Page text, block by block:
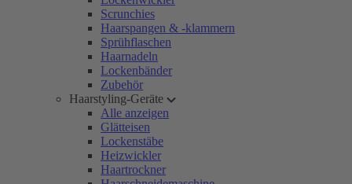
Scrunchies
Haarspangen & -klammern
Sprühflaschen
Haarnadeln
Lockenbänder
Zubehör
Haarstyling-Geräte
Alle anzeigen
Glätteisen
Lockenstäbe
Heizwickler
Haartrockner